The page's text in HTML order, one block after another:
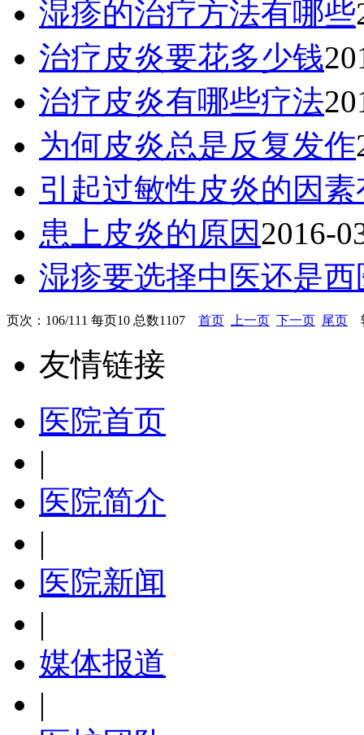
湿疹的治疗方法有哪些
治疗皮炎要花多少钱
治疗皮炎有哪些疗法
为何皮炎总是反复发作
引起过敏性皮炎的因
患上皮炎的原因2016-
湿疹要选择中医还是
页次：106/111 每页10 总数1107 首页 上一页 下一页 尾页
友情链接
医院首页
|
医院简介
|
医院新闻
|
媒体报道
|